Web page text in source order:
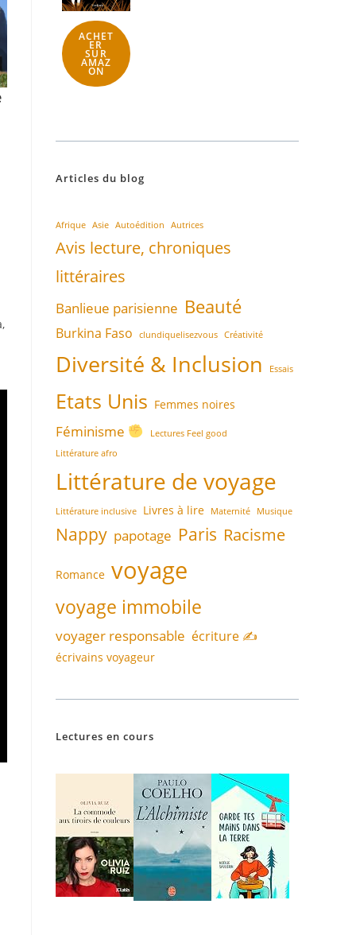
ACHET
ER
SUR
AMAZ
ON
Articles du blog
Afrique Asie Autoédition Autrices
Avis lecture, chroniques
littéraires
Banlieue parisienne Beauté
Burkina Faso clundiquelisezvous Créativité
Diversité & Inclusion Essais
Etats Unis Femmes noires
Féminisme
Lectures Feel good
Littérature afro
Littérature de voyage
Littérature inclusive Livres à lire Maternité Musique
Nappy papotage Paris Racisme
Romance voyage
voyage immobile
voyager responsable écriture ✍️
écrivains voyageur
Lectures en cours